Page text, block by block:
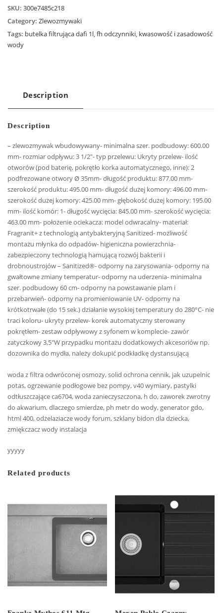
SKU: 300e7485c218
Category: Zlewozmywaki
Tags: butelka filtrująca dafi 1l,fh odczynniki, kwasowość i zasadowość
wody
Description
Description
– zlewozmywak wbudowywany- minimalna szer. podbudowy: 600.00
mm- rozmiar odpływu: 3 1/2″- typ przelewu: Ukryty przelew- ilość
otworów (pod baterię, pokrętło korka automatycznego, inne): 2
podfrezowane otwory Ø 35mm- długość produktu: 877.00 mm-
szerokość produktu: 495.00 mm- długość dużej komory: 496.00 mm-
szerokość dużej komory: 425.00 mm- głębokość dużej komory: 195.00
mm- ilość komór: 1- długość wycięcia: 845.00 mm- szerokość wycięcia:
463.00 mm- położenie ociekacza: model odwracalny- materiał:
Fragranit+ z technologią antybakteryjną Sanitized- możliwość
montażu młynka do odpadów- higieniczna powierzchnia-
zabezpieczony technologią hamującą rozwój bakterii i
drobnoustrojów – Sanitized®- odporny na zarysowania- odporny na
gwałtowne zmiany temperatur- odporny na uderzenia- minimalna
szer. podbudowy 60 cm- odporny na powstawanie plam i
przebarwień- odporny na promieniowanie UV- odporny na
krótkotrwałe (do 15 sek.) działanie wysokiej temperatury do 280°C- nie
traci koloru- ukryty przelew- korek automatyczny sterowany
pokrętłem- zestaw odpływowy z syfonem w komplecie- zawór
zatyczkowy 3,5″W przypadku montażu dodatkowych akcesoriów np.
dozownika do mydła, należy dokupić podkładkę dystansującą
woda z filtra odwróconej osmozy, solid ochrona cennik, jak uzupelnic
potas, ogrzewanie podłogowe bez pompy, v40 wymiary, pastylki
odtłuszczające ca6704, woda zanieczyszczona, h do, zaworek zwrotny
do akwarium, dlaczego smierdze, ph metr do wody, generator gdo,
html 400, odżelaziacze wody forum, szklany bidon dla dziecka,
zmiękczacz wody instalacja
yyyyy
Related products